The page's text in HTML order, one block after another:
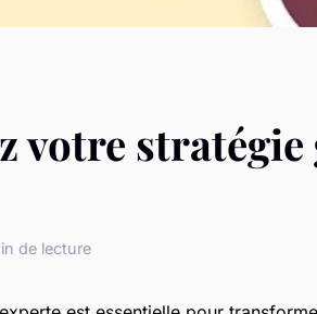
votre stratégie
de lecture